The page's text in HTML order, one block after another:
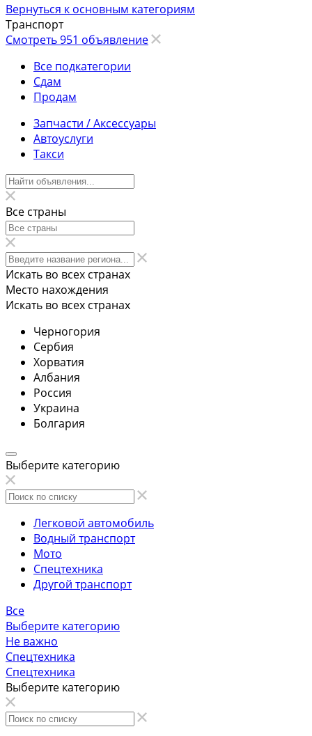
Вернуться к основным категориям
Транспорт
Смотреть 951 объявление
Все подкатегории
Сдам
Продам
Запчасти / Аксессуары
Автоуслуги
Такси
Все страны
Искать во всех странах
Место нахождения
Искать во всех странах
Черногория
Сербия
Хорватия
Албания
Россия
Украина
Болгария
Выберите категорию
Легковой автомобиль
Водный транспорт
Мото
Спецтехника
Другой транспорт
Все
Выберите категорию
Не важно
Спецтехника
Спецтехника
Выберите категорию